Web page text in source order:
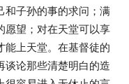
和子孙的事的求问；满
愿望；对在天堂可以享
能上天堂。在基督徒的
谈论那些清楚明白的造